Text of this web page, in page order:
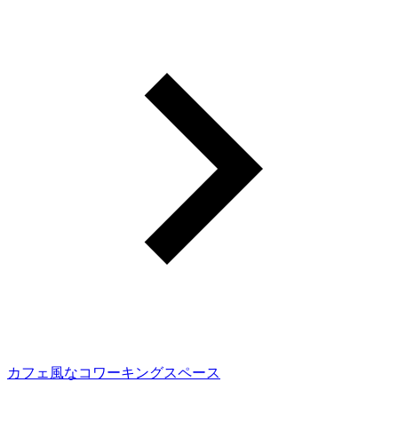
カフェ風なコワーキングスペース